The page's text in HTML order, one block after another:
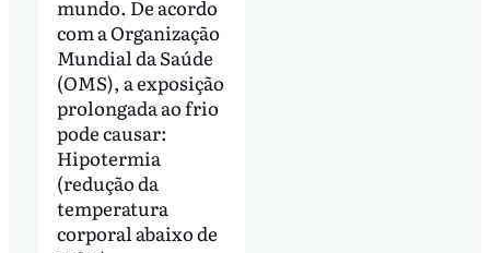
mundo. De acordo
com a Organização
Mundial da Saúde
(OMS), a exposição
prolongada ao frio
pode causar:
Hipotermia
(redução da
temperatura
corporal abaixo de